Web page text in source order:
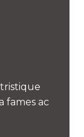
fames ac